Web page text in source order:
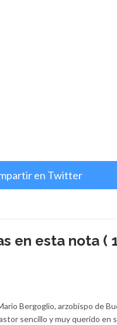
en Twitter
en esta nota (
Bergoglio, arzobispo de
sencillo y muy querido en